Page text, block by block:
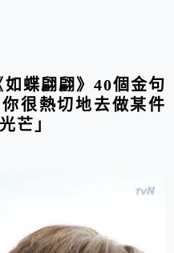
蝶翩翩》40個金句
很熱切地去做某件
芒」